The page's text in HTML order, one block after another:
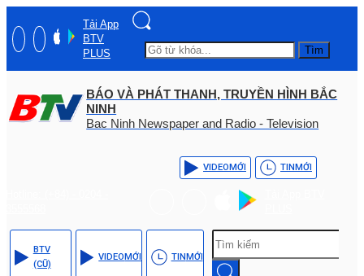
Tải App
BTV
PLUS
Tìm
BÁO VÀ PHÁT THANH, TRUYỀN HÌNH BẮC
NINH
Bac Ninh Newspaper and Radio - Television
VIDEOMỚI TINMỚI
BTV
(CŨ)
VIDEOMỚI TINMỚI